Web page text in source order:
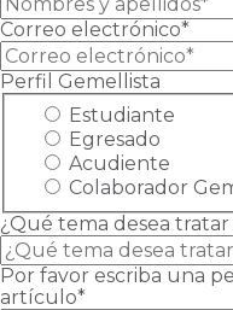
Correo electrónico*
Perfil Gemellista
Estudiante
Egresado
Acudiente
Colaborador
¿Qué tema desea
Por favor escriba una
artículo*